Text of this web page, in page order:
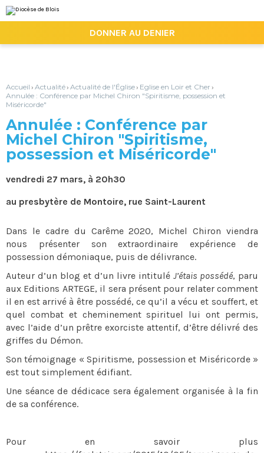
au
contenu.
la
personnels
DONNER AU DENIER
Accueil › Actualité› Actualité de l'Église› Eglise en Loir et Cher›
Annulée : Conférence par Michel Chiron "Spiritisme, possession et
Miséricorde"
Annulée : Conférence par
Michel Chiron "Spiritisme,
possession et Miséricorde"
vendredi 27 mars, à 20h30
au presbytère de Montoire, rue Saint-Laurent
Dans le cadre du Carême 2020, Michel Chiron viendra
nous présenter son extraordinaire expérience de
possession démoniaque, puis de délivrance.
Auteur d’un blog et d’un livre intitulé J’étais possédé, paru
aux Editions ARTEGE, il sera présent pour relater comment
il en est arrivé à être possédé, ce qu’il a vécu et souffert, et
quel combat et cheminement spirituel lui ont permis,
avec l’aide d’un prêtre exorciste attentif, d’être délivré des
griffes du Démon.
Son témoignage « Spiritisme, possession et Miséricorde »
est tout simplement édifiant.
Une séance de dédicace sera également organisée à la fin
de sa conférence.
Pour en savoir plus